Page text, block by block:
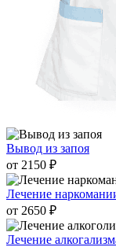
Вывод из запоя
от 2150 ₽
Лечение
от 2650 ₽
Лечение